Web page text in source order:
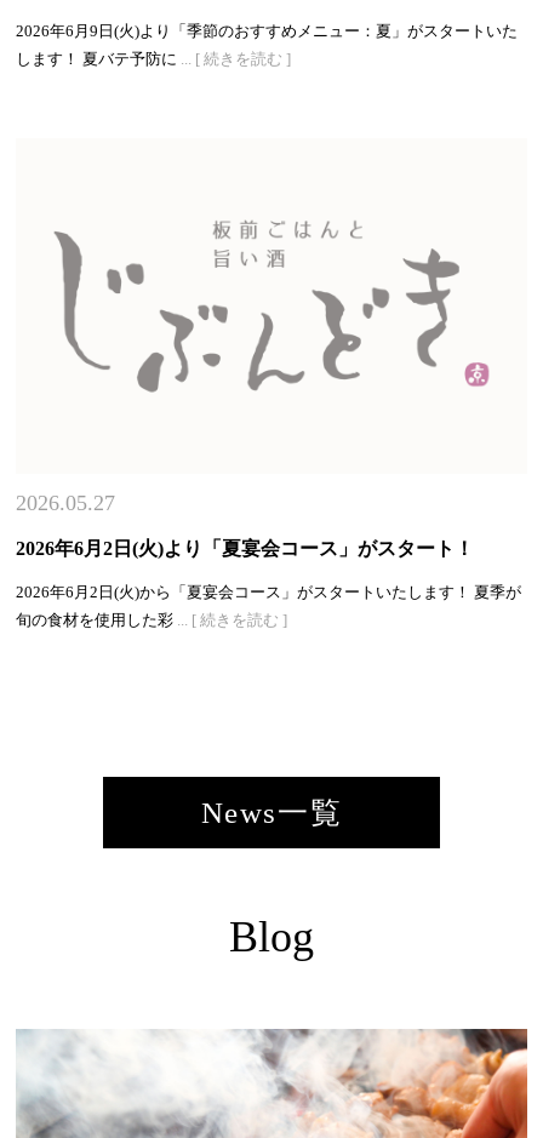
2026年6月9日(火)より「季節のおすすめメニュー：夏」がスタートいた
します！ 夏バテ予防に ... [ 続きを読む ]
2026.05.27
2026年6月2日(火)より「夏宴会コース」がスタート！
2026年6月2日(火)から「夏宴会コース」がスタートいたします！ 夏季が
旬の食材を使用した彩 ... [ 続きを読む ]
News一覧
Blog